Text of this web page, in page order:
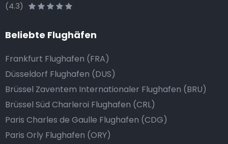
(4.3)
Beliebte Flughäfen
Frankfurt Flughafen (FRA)
Düsseldorf Flughafen (DUS)
Brüssel Zaventem Internationaler Flughafen (BRU)
Brüssel Süd Charleroi Flughafen (CRL)
Paris Charles de Gaulle Flughafen (CDG)
Paris Orly Flughafen (ORY)